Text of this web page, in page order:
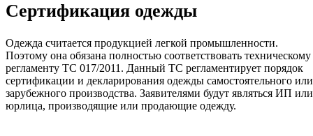
Сертификация одежды
Одежда считается продукцией легкой промышленности.
Поэтому она обязана полностью соответствовать техническому
регламенту ТС 017/2011. Данный ТС регламентирует порядок
сертификации и декларирования одежды самостоятельного или
зарубежного производства. Заявителями будут являться ИП или
юрлица, производящие или продающие одежду.